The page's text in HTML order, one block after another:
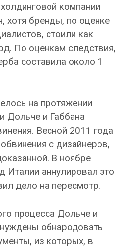
компании
хотя бренды, по оценке
стоили как
По оценкам следствия,
составила около 1
на протяжении
Дольче и Габбана
Весной 2011 года
с дизайнеров,
В ноябре
Италии аннулировал это
дело на пересмотр.
процесса Дольче и
обнародовать
из которых, в